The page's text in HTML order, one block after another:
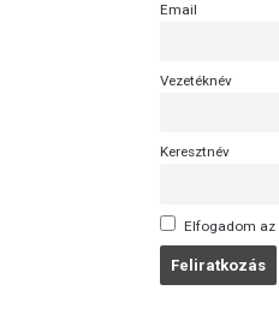
Email
Vezetéknév
Keresztnév
Elfogadom az